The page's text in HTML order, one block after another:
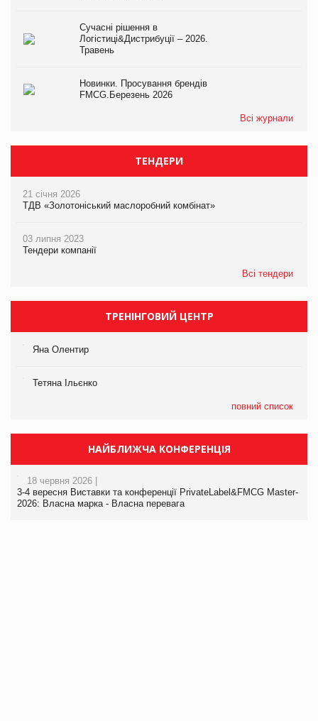
Сучасні рішення в
Логістиці&Дистрибуції – 2026.
Травень
Новинки. Просування брендів
FMCG.Березень 2026
Всі журнали
ТЕНДЕРИ
21 січня 2026
ТДВ «Золотоніський маслоробний комбінат»
03 липня 2023
Тендери компанії
Всі тендери
ТРЕНІНГОВИЙ ЦЕНТР
Яна Олентир
Тетяна Ільєнко
повний список
НАЙБЛИЖЧА КОНФЕРЕНЦІЯ
18 червня 2026 |
3-4 вересня Виставки та конференції PrivateLabel&FMCG Master-
2026: Власна марка - Власна перевага